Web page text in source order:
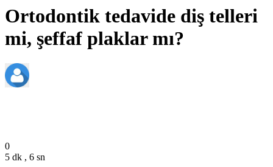
Ortodontik tedavide diş telleri
mi, şeffaf plaklar mı?
0
5 dk , 6 sn